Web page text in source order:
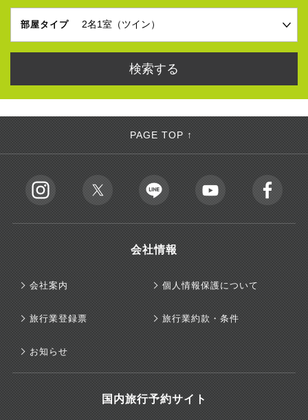
部屋タイプ
PAGE TOP ↑
会社情報
会社案内 個人情報保護について
旅行業登録票 旅行業約款・条件
お知らせ
国内旅行予約サイト